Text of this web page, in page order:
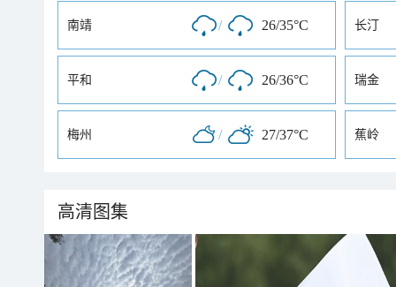
南靖 / 26/35°C 长汀
平和 / 26/36°C 瑞金
梅州 / 27/37°C 蕉岭
高清图集